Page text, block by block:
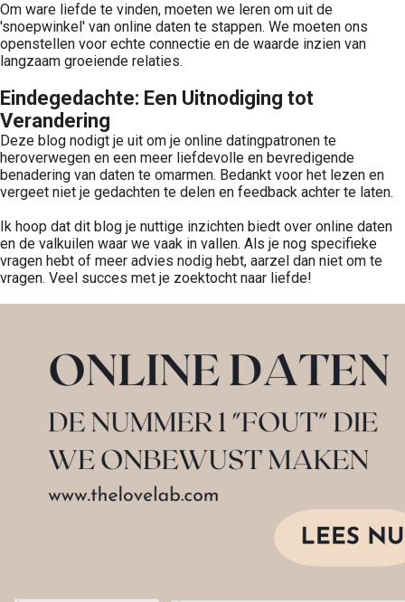
Om ware liefde te vinden, moeten we leren om uit de
'snoepwinkel' van online daten te stappen. We moeten ons
openstellen voor echte connectie en de waarde inzien van
langzaam groeiende relaties.
Eindegedachte: Een Uitnodiging tot
Verandering
Deze blog nodigt je uit om je online datingpatronen te
heroverwegen en een meer liefdevolle en bevredigende
benadering van daten te omarmen. Bedankt voor het lezen en
vergeet niet je gedachten te delen en feedback achter te laten.
Ik hoop dat dit blog je nuttige inzichten biedt over online daten
en de valkuilen waar we vaak in vallen. Als je nog specifieke
vragen hebt of meer advies nodig hebt, aarzel dan niet om te
vragen. Veel succes met je zoektocht naar liefde!